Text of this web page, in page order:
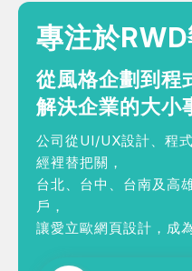
專注於
從風格企劃到程
解決企業的大小
公司從UI/UX設計、程
經裡替把關，
台北、台中、台南及高
戶，
讓愛立歐網頁設計，成
網址
得知本網站※